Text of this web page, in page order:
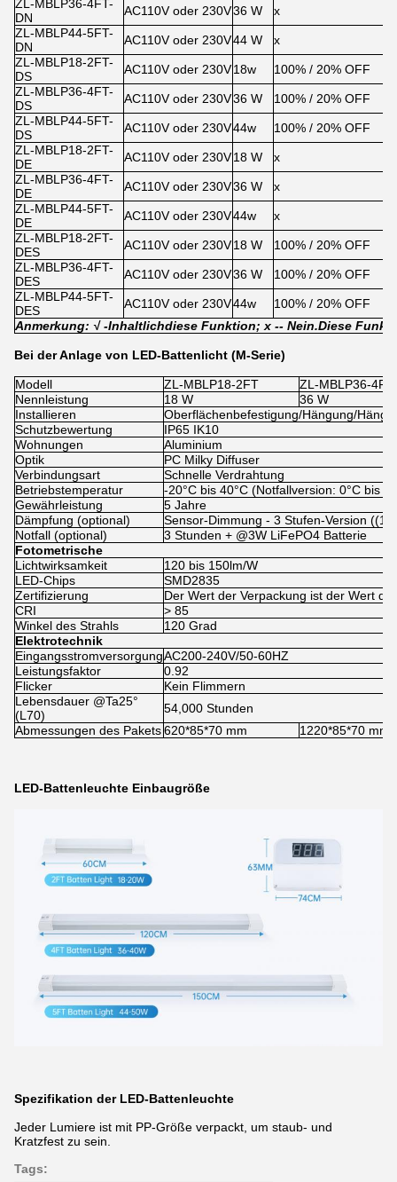
ZL-MBLP36-4FT-
DN
AC110V oder 230V36 W
x
ZL-MBLP44-5FT-
DN
AC110V oder 230V44 W
x
ZL-MBLP18-2FT-
DS
AC110V oder 230V18w
100% / 20% OFF
ZL-MBLP36-4FT-
DS
AC110V oder 230V36 W
100% / 20% OFF
ZL-MBLP44-5FT-
DS
AC110V oder 230V44w
100% / 20% OFF
ZL-MBLP18-2FT-
DE
AC110V oder 230V18 W
x
ZL-MBLP36-4FT-
DE
AC110V oder 230V36 W
x
ZL-MBLP44-5FT-
DE
AC110V oder 230V44w
x
ZL-MBLP18-2FT-
DES
AC110V oder 230V18 W
100% / 20% OFF
ZL-MBLP36-4FT-
DES
AC110V oder 230V36 W
100% / 20% OFF
ZL-MBLP44-5FT-
DES
AC110V oder 230V44w
100% / 20% OFF
Anmerkung: √ -Inhaltlichdiese Funktion; x -- Nein.Diese
Bei der Anlage von LED-Battenlicht (M-Serie)
Modell ZL-MBLP18-2FT
ZL-MBLP36-4FT
Nennleistung
18 W
36 W
Installieren
Oberflächenbefestigung/Hängung/
Schutzbewertung
IP65 IK10
Wohnungen
Aluminium
Optik
PC Milky Diffuser
Verbindungsart
Schnelle Verdrahtung
Betriebstemperatur
-20°C bis 40°C (Notfallversion: 0°C bis
Gewährleistung
5 Jahre
Dämpfung (optional)
Sensor-Dimmung - 3 Stufen-Version
Notfall (optional)
3 Stunden + @3W LiFePO4 Batterie
Fotometrische
Lichtwirksamkeit
120 bis 150lm/W
LED-Chips
SMD2835
Zertifizierung
Der Wert der Verpackung ist der Wert
CRI
> 85
Winkel des Strahls
120 Grad
Elektrotechnik
EingangsstromversorgungAC200-240V/50-60HZ
Leistungsfaktor
0.92
Flicker
Kein Flimmern
Lebensdauer @Ta25°
(L70)
54,000 Stunden
Abmessungen des Pakets620*85*70 mm 1220*85*70 mm
LED-Battenleuchte Einbaugröße
Spezifikation der LED-Battenleuchte
Jeder Lumiere ist mit PP-Größe verpackt, um staub- und
Kratzfest zu sein.
Tags: